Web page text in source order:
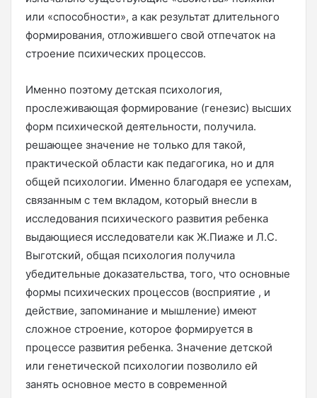
или «способности», а как результат длительного
формирования, отложившего свой отпечаток на
строение психических процессов.
Именно поэтому детская психология,
прослеживающая формирование (генезис) высших
форм психической деятельности, получила.
решающее значение не только для такой,
практической области как педагогика, но и для
общей психологии. Именно благодаря ее успехам,
связанным с тем вкладом, который внесли в
исследования психического развития ребенка
выдающиеся исследователи как Ж.Пиаже и Л.С.
Выготский, общая психология получила
убедительные доказательства, того, что основные
формы психических процессов (восприятие , и
действие, запоминание и мышление) имеют
сложное строение, которое формируется в
процессе развития ребенка. Значение детской
или генетической психологии позволило ей
занять основное место в современной